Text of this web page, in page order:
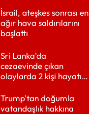
İsrail, ateşkes sonrası en
ağır hava saldırılarını
başlattı
Sri Lanka'da
cezaevinde çıkan
olaylarda 2 kişi hayatını
Trump'tan doğumla
vatandaşlık hakkına